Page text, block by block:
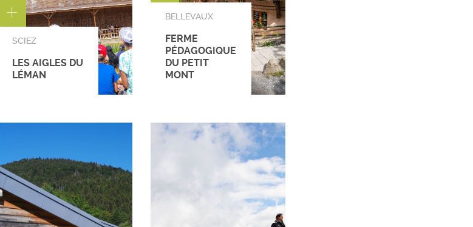
SCIEZ
LES AIGLES DU
LÉMAN
BELLEVAUX
FERME
PÉDAGOGIQUE
DU PETIT
MONT